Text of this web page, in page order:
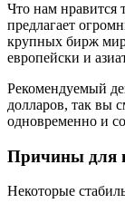
Что нам нравится
предлагает
крупных бирж
европейски и
Рекомендуемый
долларов, так вы
одновременно и
Причины для
Некоторые